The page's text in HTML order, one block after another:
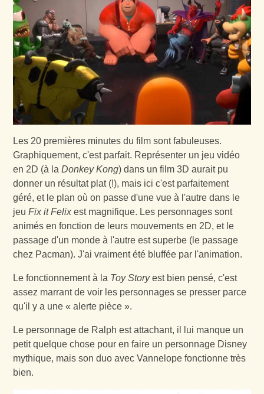
Les 20 premières minutes du film sont fabuleuses.
Graphiquement, c'est parfait. Représenter un jeu vidéo
en 2D (à laDonkey Kong) dans un film 3D aurait pu
donner un résultat plat (!), mais ici c'est parfaitement
géré, et le plan où on passe d'une vue à l'autre dans le
jeuFix it Felixest magnifique. Les personnages sont
animés en fonction de leurs mouvements en 2D, et le
passage d'un monde à l'autre est superbe (le passage
chez Pacman). J'ai vraiment été bluffée par l'animation.
Le fonctionnement à la Toy Storyest bien pensé, c'est
assez marrant de voir les personnages se presser parce
qu'il y a une « alerte pièce ».
Le personnage de Ralph est attachant, il lui manque un
petit quelque chose pour en faire un personnage Disney
mythique, mais son duo avec Vannelope fonctionne très
bien.